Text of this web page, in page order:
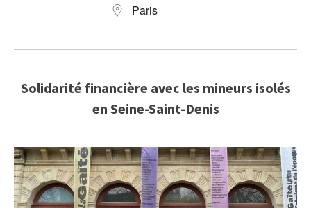
Paris
Solidarité financière avec les mineurs isolés
en Seine-Saint-Denis